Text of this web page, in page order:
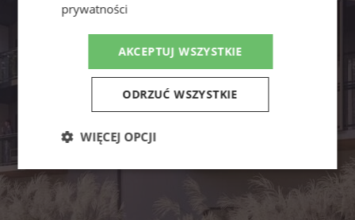
prywatności
AKCEPTUJ WSZYSTKIE
ODRZUĆ WSZYSTKIE
WIĘCEJ OPCJI